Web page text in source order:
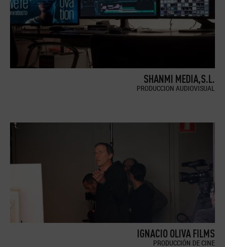
SHANMI MEDIA,S.L.
PRODUCCION AUDIOVISUAL
IGNACIO OLIVA FILMS
PRODUCCIÓN DE CINE